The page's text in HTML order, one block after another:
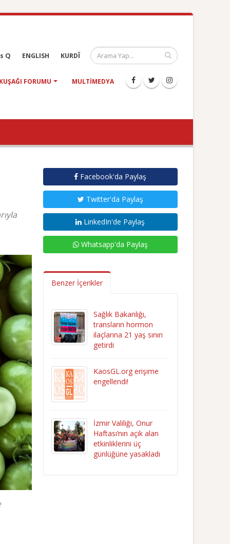
Q ENGLISH KURDÎ
FORUMU MULTIMEDYA
Facebook'da Paylaş
Twitter'da Paylaş
LinkedIn'de Paylaş
Whatsapp'da Paylaş
Benzer İçerikler
Sağlık Bakanlığı,
transların hormon
ilaçlarına 21 yaş sınırı
getirdi
KaosGL.org erişime
engellendi!
İzmir Valiliği, Onur
Haftası’nın açık alan
etkinliklerini üç
günlüğüne yasakladı